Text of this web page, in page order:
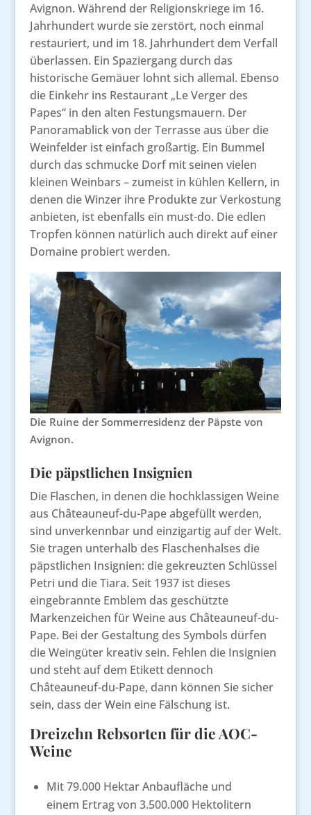
Avignon. Während der Religionskriege im 16.
Jahrhundert wurde sie zerstört, noch einmal
restauriert, und im 18. Jahrhundert dem Verfall
überlassen. Ein Spaziergang durch das
historische Gemäuer lohnt sich allemal. Ebenso
die Einkehr ins Restaurant „Le Verger des
Papes“ in den alten Festungsmauern. Der
Panoramablick von der Terrasse aus über die
Weinfelder ist einfach großartig. Ein Bummel
durch das schmucke Dorf mit seinen vielen
kleinen Weinbars – zumeist in kühlen Kellern, in
denen die Winzer ihre Produkte zur Verkostung
anbieten, ist ebenfalls ein must-do. Die edlen
Tropfen können natürlich auch direkt auf einer
Domaine probiert werden.
Die Ruine der Sommerresidenz der Päpste von
Avignon.
Die päpstlichen Insignien
Die Flaschen, in denen die hochklassigen Weine
aus Châteauneuf-du-Pape abgefüllt werden,
sind unverkennbar und einzigartig auf der Welt.
Sie tragen unterhalb des Flaschenhalses die
päpstlichen Insignien: die gekreuzten Schlüssel
Petri und die Tiara. Seit 1937 ist dieses
eingebrannte Emblem das geschützte
Markenzeichen für Weine aus Châteauneuf-du-
Pape. Bei der Gestaltung des Symbols dürfen
die Weingüter kreativ sein. Fehlen die Insignien
und steht auf dem Etikett dennoch
Châteauneuf-du-Pape, dann können Sie sicher
sein, dass der Wein eine Fälschung ist.
Dreizehn Rebsorten für die AOC-
Weine
Mit 79.000 Hektar Anbaufläche und
einem Ertrag von 3.500.000 Hektolitern